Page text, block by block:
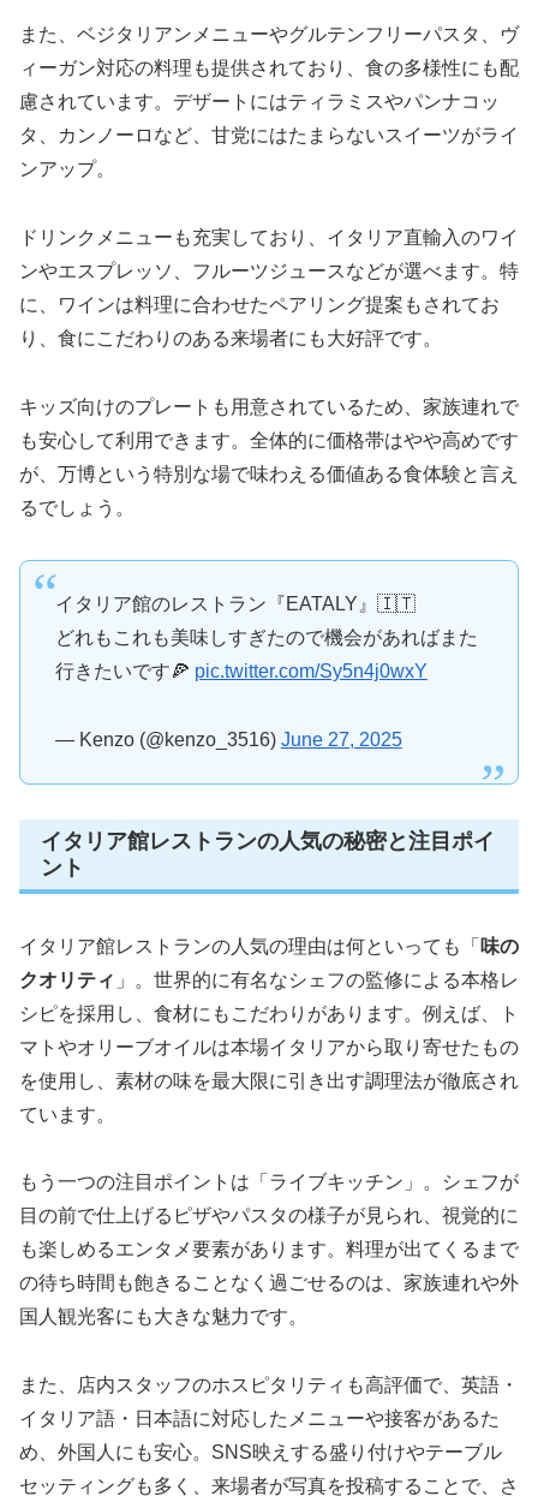
また、ベジタリアンメニューやグルテンフリーパスタ、ヴ
ィーガン対応の料理も提供されており、食の多様性にも配
慮されています。デザートにはティラミスやパンナコッ
タ、カンノーロなど、甘党にはたまらないスイーツがライ
ンアップ。
ドリンクメニューも充実しており、イタリア直輸入のワイ
ンやエスプレッソ、フルーツジュースなどが選べます。特
に、ワインは料理に合わせたペアリング提案もされてお
り、食にこだわりのある来場者にも大好評です。
キッズ向けのプレートも用意されているため、家族連れで
も安心して利用できます。全体的に価格帯はやや高めです
が、万博という特別な場で味わえる価値ある食体験と言え
るでしょう。
イタリア館のレストラン『EATALY』🇮🇹
どれもこれも美味しすぎたので機会があればまた
行きたいです🍕 pic.twitter.com/Sy5n4j0wxY
— Kenzo (@kenzo_3516) June 27, 2025
イタリア館レストランの人気の秘密と注目ポイ
ント
イタリア館レストランの人気の理由は何といっても「 味の
クオリティ 」。世界的に有名なシェフの監修による本格レ
シピを採用し、食材にもこだわりがあります。例えば、ト
マトやオリーブオイルは本場イタリアから取り寄せたもの
を使用し、素材の味を最大限に引き出す調理法が徹底され
ています。
もう一つの注目ポイントは「ライブキッチン」。シェフが
目の前で仕上げるピザやパスタの様子が見られ、視覚的に
も楽しめるエンタメ要素があります。料理が出てくるまで
の待ち時間も飽きることなく過ごせるのは、家族連れや外
国人観光客にも大きな魅力です。
また、店内スタッフのホスピタリティも高評価で、英語・
イタリア語・日本語に対応したメニューや接客があるた
め、外国人にも安心。SNS映えする盛り付けやテーブル
セッティングも多く、来場者が写真を投稿することで、さ